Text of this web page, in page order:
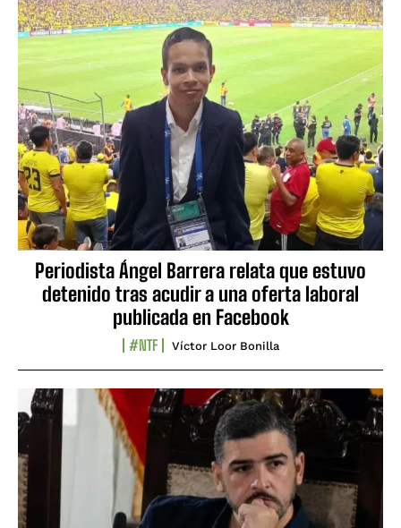
Periodista Ángel Barrera relata que estuvo
detenido tras acudir a una oferta laboral
publicada en Facebook
#NTF Víctor Loor Bonilla